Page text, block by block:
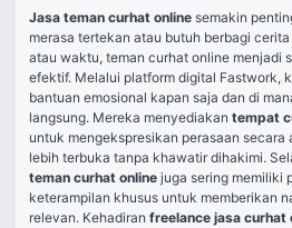
Jasa teman curhat online semakin
merasa tertekan atau butuh berbagi
atau waktu, teman curhat online menjadi
efektif. Melalui platform digital Fastwork,
bantuan emosional kapan saja dan di
langsung. Mereka menyediakan tempat
untuk mengekspresikan perasaan secara
lebih terbuka tanpa khawatir dihakimi.
teman curhat online juga sering memiliki
keterampilan khusus untuk memberikan
relevan. Kehadiran freelance jasa curhat